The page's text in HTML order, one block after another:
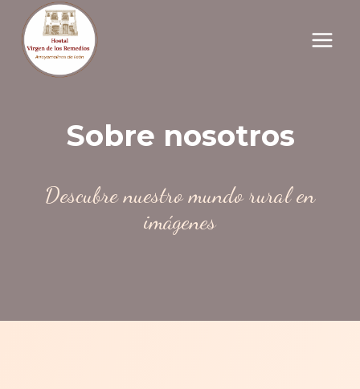
Saltar
contenido
Sobre nosotros
Descubre nuestro mundo rural en
imágenes